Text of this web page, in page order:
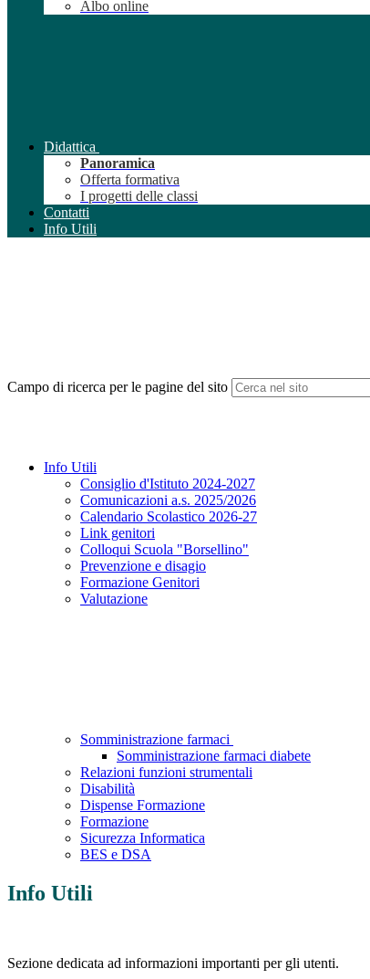
Albo online
Didattica
Panoramica
Offerta formativa
I progetti delle classi
Contatti
Info Utili
Campo di ricerca per le pagine del sito
Info Utili
Consiglio d'Istituto 2024-2027
Comunicazioni a.s. 2025/2026
Calendario Scolastico 2026-27
Link genitori
Colloqui Scuola "Borsellino"
Prevenzione e disagio
Formazione Genitori
Valutazione
Somministrazione farmaci
Somministrazione farmaci diabete
Relazioni funzioni strumentali
Disabilità
Dispense Formazione
Formazione
Sicurezza Informatica
BES e DSA
Info Utili
Sezione dedicata ad informazioni importanti per gli utenti.